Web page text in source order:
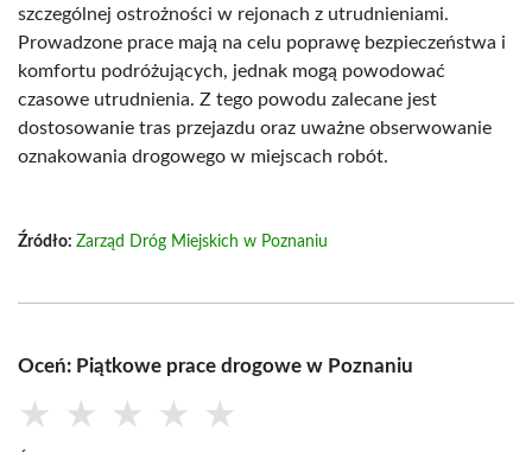
szczególnej ostrożności w rejonach z utrudnieniami.
Prowadzone prace mają na celu poprawę bezpieczeństwa i
komfortu podróżujących, jednak mogą powodować
czasowe utrudnienia. Z tego powodu zalecane jest
dostosowanie tras przejazdu oraz uważne obserwowanie
oznakowania drogowego w miejscach robót.
Źródło: Zarząd Dróg Miejskich w Poznaniu
Oceń: Piątkowe prace drogowe w Poznaniu
★ ★ ★ ★ ★